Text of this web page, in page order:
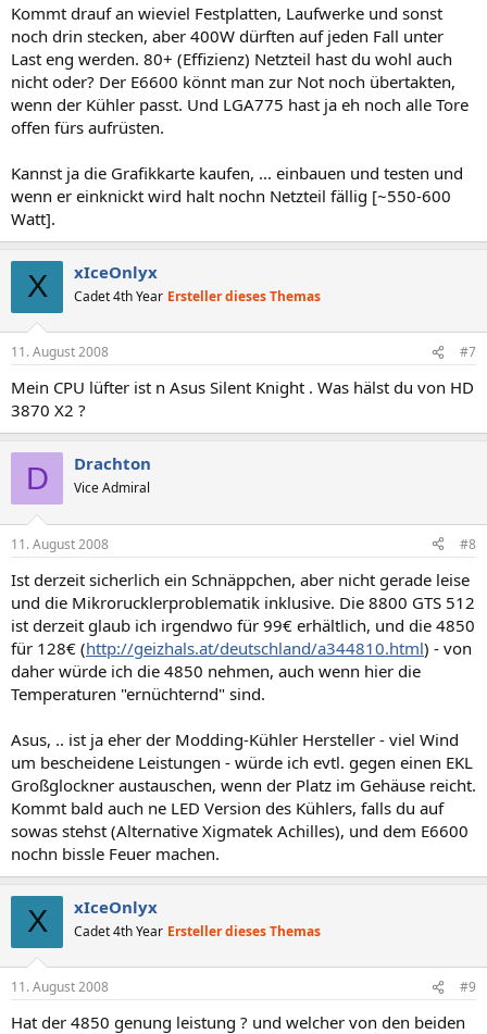
Kommt drauf an wieviel Festplatten, Laufwerke und sonst
noch drin stecken, aber 400W dürften auf jeden Fall unter
Last eng werden. 80+ (Effizienz) Netzteil hast du wohl auch
nicht oder? Der E6600 könnt man zur Not noch übertakten,
wenn der Kühler passt. Und LGA775 hast ja eh noch alle Tore
offen fürs aufrüsten.
Kannst ja die Grafikkarte kaufen, ... einbauen und testen und
wenn er einknickt wird halt nochn Netzteil fällig [~550-600
Watt].
X xIceOnlyx
Cadet 4th Year Ersteller dieses Themas
11. August 2008 #7
Mein CPU lüfter ist n Asus Silent Knight . Was hälst du von HD
3870 X2 ?
D Drachton
Vice Admiral
11. August 2008 #8
Ist derzeit sicherlich ein Schnäppchen, aber nicht gerade leise
und die Mikrorucklerproblematik inklusive. Die 8800 GTS 512
ist derzeit glaub ich irgendwo für 99€ erhältlich, und die 4850
für 128€ (http://geizhals.at/deutschland/a344810.html) - von
daher würde ich die 4850 nehmen, auch wenn hier die
Temperaturen "ernüchternd" sind.
Asus, .. ist ja eher der Modding-Kühler Hersteller - viel Wind
um bescheidene Leistungen - würde ich evtl. gegen einen EKL
Großglockner austauschen, wenn der Platz im Gehäuse reicht.
Kommt bald auch ne LED Version des Kühlers, falls du auf
sowas stehst (Alternative Xigmatek Achilles), und dem E6600
nochn bissle Feuer machen.
X xIceOnlyx
Cadet 4th Year Ersteller dieses Themas
11. August 2008 #9
Hat der 4850 genung leistung ? und welcher von den beiden